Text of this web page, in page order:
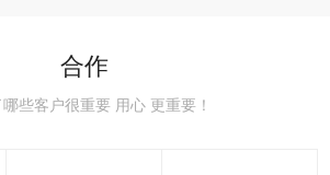
合作
哪些客户很重要 用心 更重要！